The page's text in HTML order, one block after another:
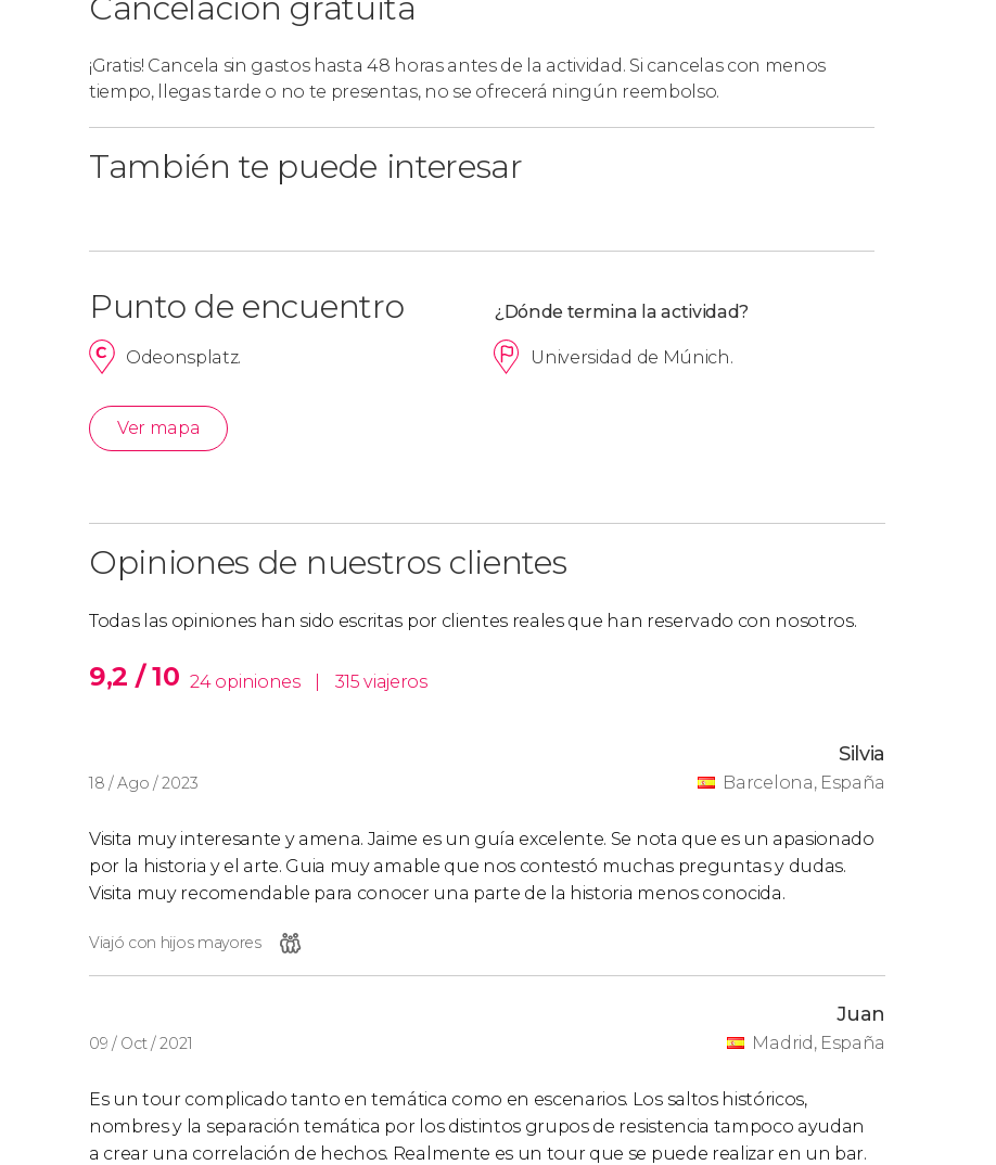
Cancelación gratuita
¡Gratis! Cancela sin gastos hasta 48 horas antes de la actividad. Si cancelas con menos
tiempo, llegas tarde o no te presentas, no se ofrecerá ningún reembolso.
También te puede interesar
Punto de encuentro ¿Dónde termina la actividad?
Odeonsplatz. Universidad de Múnich.
Ver mapa
Opiniones de nuestros clientes
Todas las opiniones han sido escritas por clientes reales que han reservado con nosotros.
9,2 / 10 24 opiniones 315 viajeros
18 / Ago / 2023
Silvia
Barcelona, España
Visita muy interesante y amena. Jaime es un guía excelente. Se nota que es un apasionado
por la historia y el arte. Guia muy amable que nos contestó muchas preguntas y dudas.
Visita muy recomendable para conocer una parte de la historia menos conocida.
Viajó con hijos mayores
09 / Oct / 2021
Juan
Madrid, España
Es un tour complicado tanto en temática como en escenarios. Los saltos históricos,
nombres y la separación temática por los distintos grupos de resistencia tampoco ayudan
a crear una correlación de hechos. Realmente es un tour que se puede realizar en un bar.